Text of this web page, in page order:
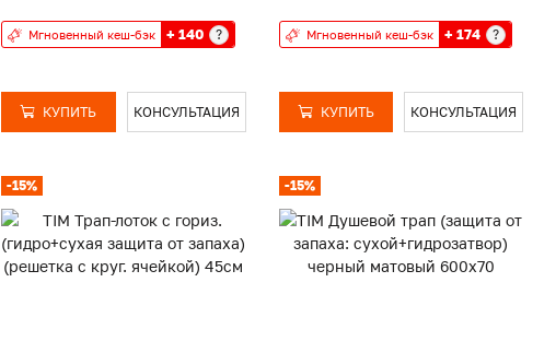
Мгновенный кеш-бэк + 140 ?
КУПИТЬ КОНСУЛЬТАЦИЯ
Мгновенный кеш-бэк + 174 ?
КУПИТЬ КОНСУЛЬТАЦИЯ
-15% -15%